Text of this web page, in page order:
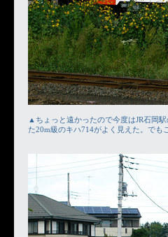
▲ちょっと遠かったので今度はJR石岡
た20m級のキハ714がよく見えた。で